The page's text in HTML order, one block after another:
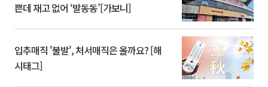
쁜데 재고 없어 ‘발동동’[가보니]
입추매직 '불발', 처서매직은 올까요? [해
시태그]